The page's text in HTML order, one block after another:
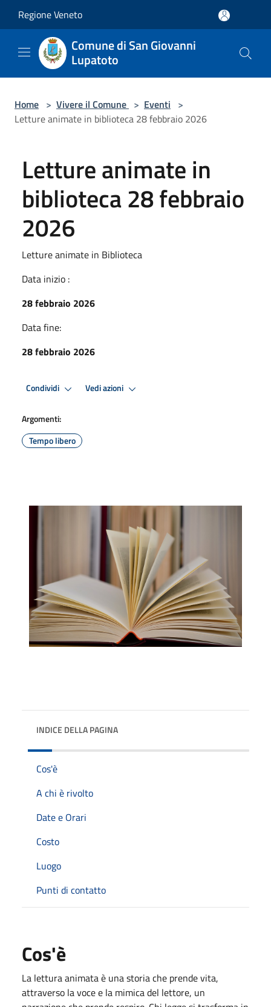
Regione Veneto
Comune di San Giovanni
Lupatoto
Home > Vivere il Comune > Eventi >
Letture animate in biblioteca 28 febbraio 2026
Letture animate in
biblioteca 28 febbraio
2026
Letture animate in Biblioteca
Data inizio :
28 febbraio 2026
Data fine:
28 febbraio 2026
Condividi Vedi azioni
Argomenti:
Tempo libero
INDICE DELLA PAGINA
Cos'è
A chi è rivolto
Date e Orari
Costo
Luogo
Punti di contatto
Cos'è
La lettura animata è una storia che prende vita,
attraverso la voce e la mimica del lettore, un